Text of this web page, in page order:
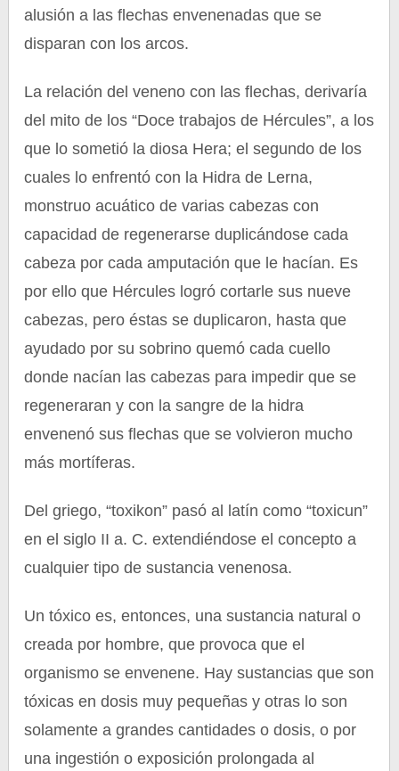
alusión a las flechas envenenadas que se
disparan con los arcos.
La relación del veneno con las flechas, derivaría
del mito de los “Doce trabajos de Hércules”, a los
que lo sometió la diosa Hera; el segundo de los
cuales lo enfrentó con la Hidra de Lerna,
monstruo acuático de varias cabezas con
capacidad de regenerarse duplicándose cada
cabeza por cada amputación que le hacían. Es
por ello que Hércules logró cortarle sus nueve
cabezas, pero éstas se duplicaron, hasta que
ayudado por su sobrino quemó cada cuello
donde nacían las cabezas para impedir que se
regeneraran y con la sangre de la hidra
envenenó sus flechas que se volvieron mucho
más mortíferas.
Del griego, “toxikon” pasó al latín como “toxicun”
en el siglo II a. C. extendiéndose el concepto a
cualquier tipo de sustancia venenosa.
Un tóxico es, entonces, una sustancia natural o
creada por hombre, que provoca que el
organismo se envenene. Hay sustancias que son
tóxicas en dosis muy pequeñas y otras lo son
solamente a grandes cantidades o dosis, o por
una ingestión o exposición prolongada al